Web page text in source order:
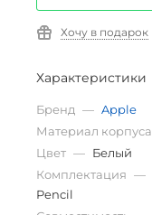
Хочу в подарок
Характеристики
Бренд — Apple
Материал корпуса
Цвет — Белый
Комплектация —
Pencil